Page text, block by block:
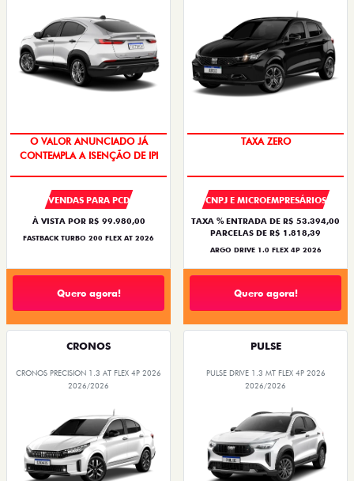
O VALOR ANUNCIADO JÁ
CONTEMPLA A ISENÇÃO DE IPI
VENDAS PARA PCD
À VISTA POR R$ 99.980,00
FASTBACK TURBO 200 FLEX AT 2026
Quero agora!
TAXA ZERO
CNPJ E MICROEMPRESÁRIOS
TAXA % ENTRADA DE R$ 53.394,00
PARCELAS DE R$ 1.818,39
ARGO DRIVE 1.0 FLEX 4P 2026
Quero agora!
CRONOS
CRONOS PRECISION 1.3 AT FLEX 4P 2026
2026/2026
PULSE
PULSE DRIVE 1.3 MT FLEX 4P 2026
2026/2026